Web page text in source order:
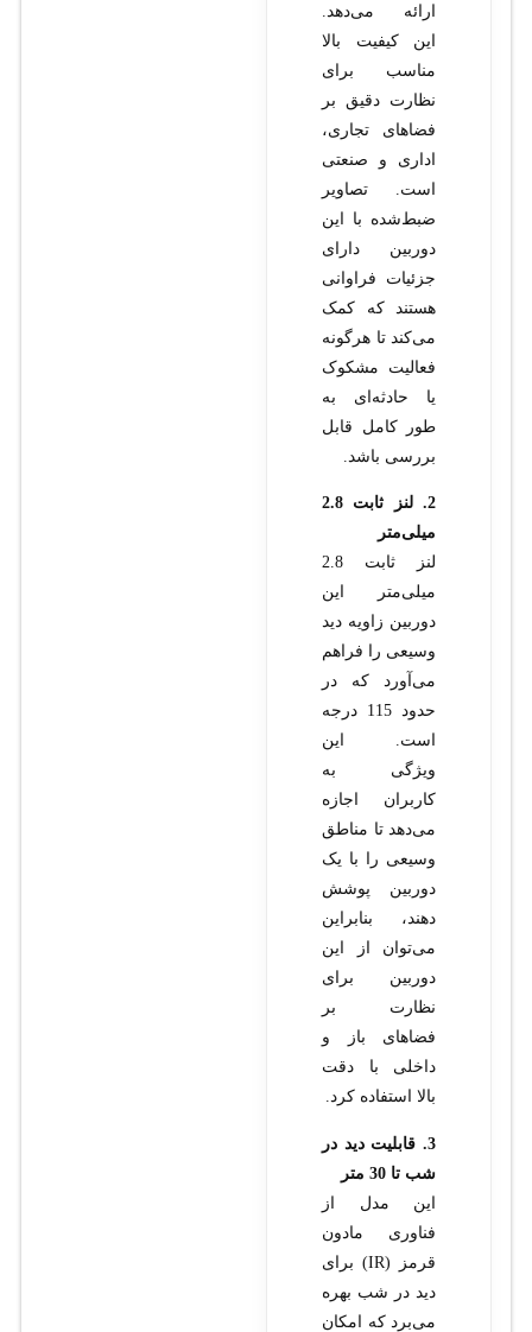
ارائه می‌دهد.
این کیفیت بالا
مناسب برای
نظارت دقیق بر
فضاهای تجاری،
اداری و صنعتی
است. تصاویر
ضبط‌شده با این
دوربین دارای
جزئیات فراوانی
هستند که کمک
می‌کند تا هرگونه
فعالیت مشکوک
یا حادثه‌ای به
طور کامل قابل
بررسی باشد.
2. لنز ثابت 2.8
میلی‌متر
لنز ثابت 2.8
میلی‌متر این
دوربین زاویه دید
وسیعی را فراهم
می‌آورد که در
حدود 115 درجه
است. این
ویژگی به
کاربران اجازه
می‌دهد تا مناطق
وسیعی را با یک
دوربین پوشش
دهند، بنابراین
می‌توان از این
دوربین برای
نظارت بر
فضاهای باز و
داخلی با دقت
بالا استفاده کرد.
3. قابلیت دید در
شب تا 30 متر
این مدل از
فناوری مادون
قرمز (IR) برای
دید در شب بهره
می‌برد که امکان